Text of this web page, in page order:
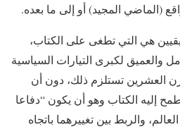
(الماضي المجيد) أو إلى ما بعده.
هي التي تطغى على الكتاب،
والعميق لكبرى التيارات السياسية
العشرين تستلزم ذلك، دون أن
إليه الكتاب وهو أن يكون “دفاعا
والربط بين تغييرهما باتجاه